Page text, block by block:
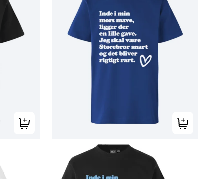
Tilføj til kurv Tilføj til kurv